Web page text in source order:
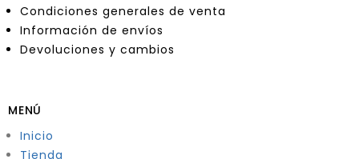
Condiciones generales de venta
Información de envíos
Devoluciones y cambios
MENÚ
Inicio
Tienda